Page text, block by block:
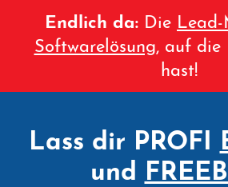
Endlich da: Die
Softwarelösung, auf die
hast!
Lass dir PROFI
und